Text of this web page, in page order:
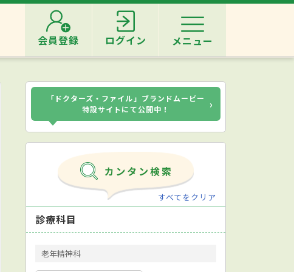
会員登録 ログイン メニュー
「ドクターズ・ファイル」ブランドムービー
特設サイトにて公開中！
›
すべてをクリア
診療科目
老年精神科